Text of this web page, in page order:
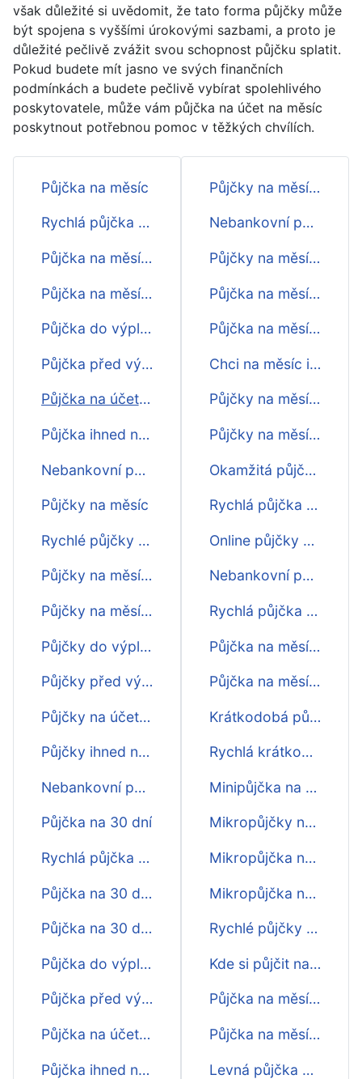
však důležité si uvědomit, že tato forma půjčky může
být spojena s vyššími úrokovými sazbami, a proto je
důležité pečlivě zvážit svou schopnost půjčku splatit.
Pokud budete mít jasno ve svých finančních
podmínkách a budete pečlivě vybírat spolehlivého
poskytovatele, může vám půjčka na účet na měsíc
poskytnout potřebnou pomoc v těžkých chvílích.
Půjčka na měsíc
Rychlá půjčka na měsíc
Půjčka na měsíc online
Půjčka na měsíc na účtě
Půjčka do výplaty na měsíc
Půjčka před výplatou na měsíc
Půjčka na účet na měsíc
Půjčka ihned na měsíc
Nebankovní půjčka na měsíc
Půjčky na měsíc
Rychlé půjčky na měsíc
Půjčky na měsíc online
Půjčky na měsíc na účtě
Půjčky do výplaty na měsíc
Půjčky před výplatou na měsíc
Půjčky na účet na měsíc
Půjčky ihned na měsíc
Nebankovní půjčky na měsíc
Půjčka na 30 dní
Rychlá půjčka na 30 dní
Půjčka na 30 dní online
Půjčka na 30 dní na účtě
Půjčka do výplaty na 30 dní
Půjčka před výplatou na 30 dní
Půjčka na účet na 30 dní
Půjčka ihned na 30 dní
Půjčky na měsíc ihned na účet
Nebankovní půjčky na měsíc - přehed
Půjčky na měsíc ihned
Půjčka na měsíc před výplatou
Půjčka na měsíc do výplaty
Chci na měsíc ihned
Půjčky na měsíc na účet
Půjčky na měsíc - srovnání
Okamžitá půjčka na měsíc
Rychlá půjčka na měsíc ihned na účtě
Online půjčky na měsíc ihned na účet
Nebankovní půjčka na měsíc ihned na účet
Rychlá půjčka na měsíc na op
Půjčka na měsíc na občanský průkaz
Půjčka na měsíc online ihned
Krátkodobá půjčka na měsíc ihned
Rychlá krátkodobá půjčka na měsíc
Minipůjčka na měsíc
Mikropůjčky na měsíc
Mikropůjčka na měsíc ihned
Mikropůjčka na měsíc online
Rychlé půjčky na měsíc ihned
Kde si půjčit na měsíc
Půjčka na měsíc na cokoliv
Půjčka na měsíc pro každého
Levná půjčka na měsíc